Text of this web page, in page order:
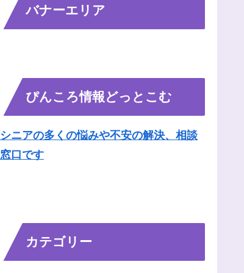
バナーエリア
ぴんころ情報どっとこむ
シニアの多くの悩みや不安の解決、相談
窓口です
カテゴリー